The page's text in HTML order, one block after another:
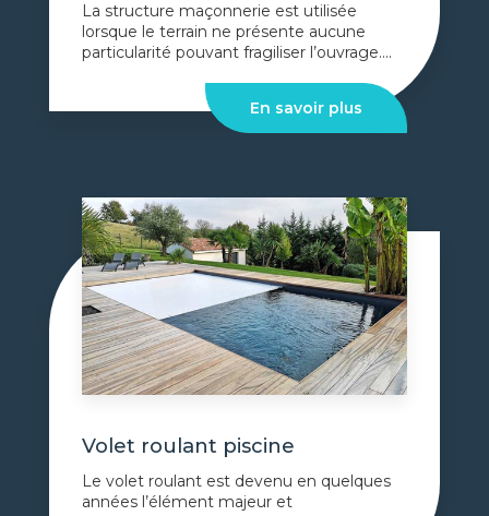
La structure maçonnerie est utilisée
lorsque le terrain ne présente aucune
particularité pouvant fragiliser l’ouvrage....
En savoir plus
Volet roulant piscine
Le volet roulant est devenu en quelques
années l’élément majeur et